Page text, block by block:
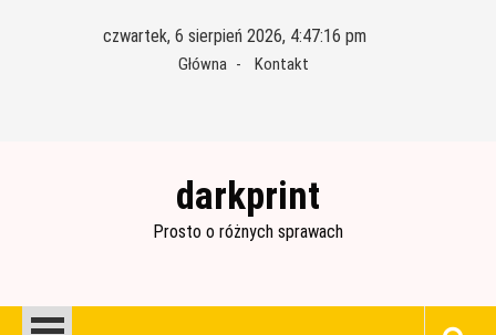
czwartek, 6 sierpień 2026, 4:47:18 pm
Główna Kontakt
darkprint
Prosto o różnych sprawach
Czym jest papa i jak ją stosować?